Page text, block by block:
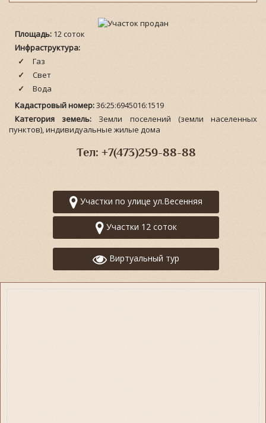
Площадь: 12 соток
Инфраструктура:
Газ
Свет
Вода
Кадастровый номер:36:25:6945016:1519
Категория земель: Земли поселений (земли населенных
пунктов), индивидуальные жилые дома
Тел: +7(473)259-88-88
Участки по улице ул.Весенняя
Участки 12 соток
Виртуальный тур